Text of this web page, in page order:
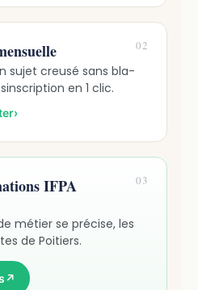
02
sujet creusé sans bla-
en 1 clic.
›
03
IFPA
métier se précise, les
de Poitiers.
↗